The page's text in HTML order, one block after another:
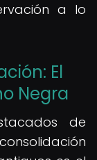
a lo
El
Negra
de